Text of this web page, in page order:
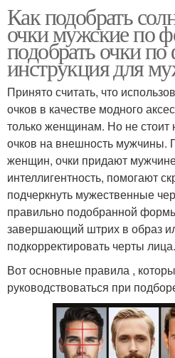
Как подобрать
очки мужские по
подобрать очки
инструкция для
Принято считать, что
очков в качестве модного
только женщинам. Но не стоит
очков на внешность мужчины.
женщин, очки придают
интеллигентность, помогают
подчеркнуть мужественные
правильно подобранной
завершающий штрих в образ
подкорректировать черты лица.
Вот основные правила ,
руководствоваться при